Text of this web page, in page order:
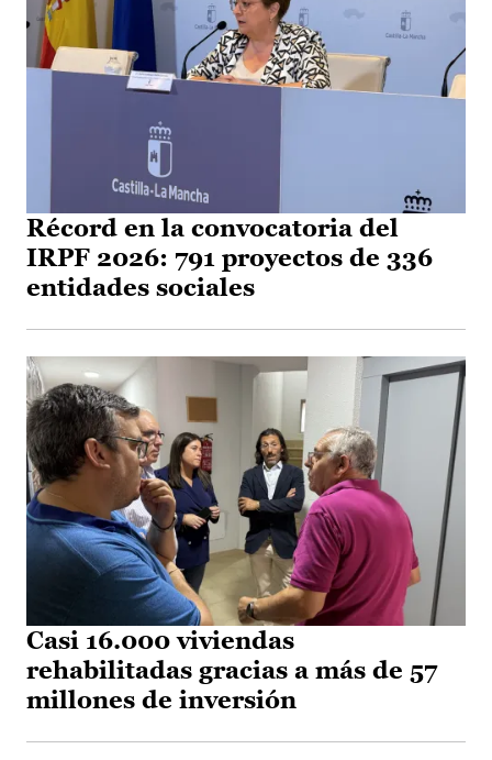
Récord en la convocatoria del
IRPF 2026: 791 proyectos de 336
entidades sociales
Casi 16.000 viviendas
rehabilitadas gracias a más de 57
millones de inversión